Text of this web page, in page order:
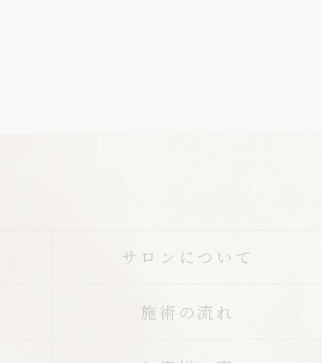
サロンについて
施術の流れ